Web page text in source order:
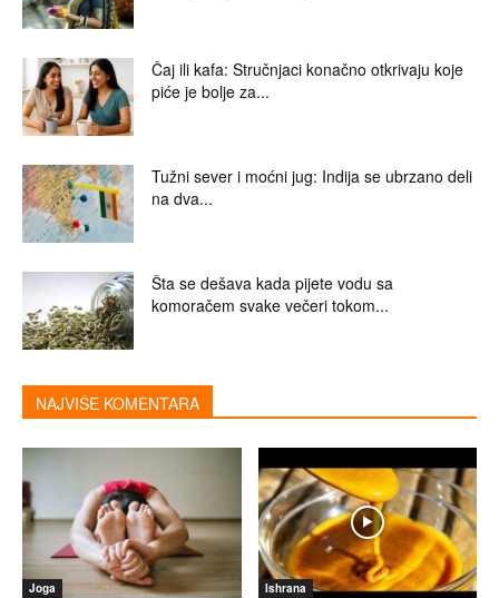
Čaj ili kafa: Stručnjaci konačno otkrivaju koje
piće je bolje za...
Tužni sever i moćni jug: Indija se ubrzano deli
na dva...
Šta se dešava kada pijete vodu sa
komoračem svake večeri tokom...
NAJVIŠE KOMENTARA
Joga Ishrana